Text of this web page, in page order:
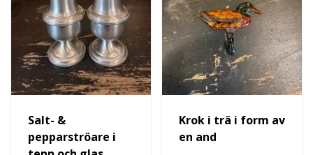
Salt- &
pepparströare i
Krok i trä i form av
en and